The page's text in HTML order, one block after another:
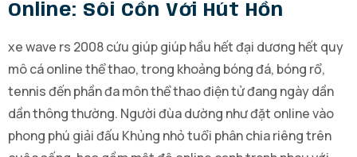
Online: Sôi Cồn Với Hút Hồn
xe wave rs 2008 cứu giúp giúp hầu hết đại dương hết quy
mô cá online thể thao, trong khoảng bóng đá, bóng rổ,
tennis đến phần đa môn thể thao điện tử đang ngày dần
dần thông thường. Người đùa dường như đặt online vào
phong phú giải đấu Khủng nhỏ tuổi phân chia riêng trên